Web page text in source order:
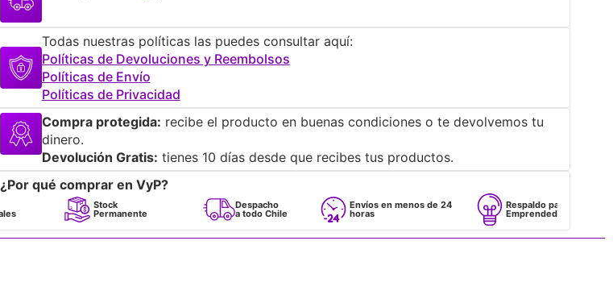
Todas nuestras políticas las puedes consultar aquí:
Políticas de Devoluciones y Reembolsos
Políticas de Envío
Políticas de Privacidad
Compra protegida: recibe el producto en buenas condiciones o te devolvemos tu
dinero.
Devolución Gratis: tienes 10 días desde que recibes tus productos.
¿Por qué comprar en VyP?
Stock
Permanente
Despacho
a todo Chile
Envíos en menos de 24
horas
Respaldo para
Emprendedores